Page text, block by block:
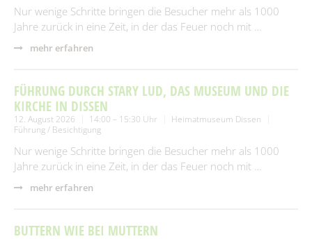
Nur wenige Schritte bringen die Besucher mehr als 1000
Jahre zurück in eine Zeit, in der das Feuer noch mit …
mehr erfahren
FÜHRUNG DURCH STARY LUD, DAS MUSEUM UND DIE
KIRCHE IN DISSEN
12. August 2026 14:00 – 15:30 Uhr
Heimatmuseum Dissen
Führung / Besichtigung
Nur wenige Schritte bringen die Besucher mehr als 1000
Jahre zurück in eine Zeit, in der das Feuer noch mit …
mehr erfahren
BUTTERN WIE BEI MUTTERN